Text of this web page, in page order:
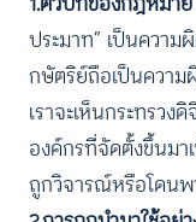
ประมาท” เป็นควา
กษัตริย์ถือเป็นควา
เราจะเห็นกระทรว
องค์กรที่จัดตั้งขึ้นมา
ถูกวิจารณ์หรือโดนพ